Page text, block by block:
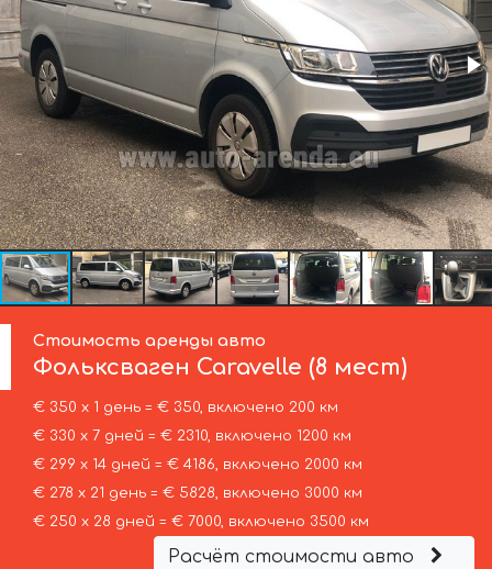
Стоимость аренды авто
Фольксваген Caravelle (8 мест)
€ 350 х 1 день = € 350, включено 200 км
€ 330 х 7 дней = € 2310, включено 1200 км
€ 299 х 14 дней = € 4186, включено 2000 км
€ 278 х 21 день = € 5828, включено 3000 км
€ 250 х 28 дней = € 7000, включено 3500 км
Расчёт стоимости авто